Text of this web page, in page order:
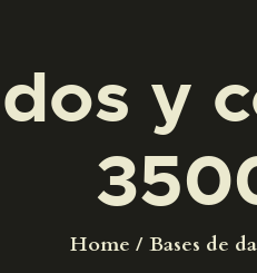
y
Home Bases de